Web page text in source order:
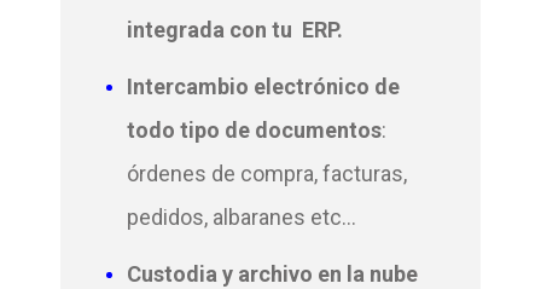
integrada con tu ERP.
Intercambio electrónico de
todo tipo de documentos:
órdenes de compra, facturas,
pedidos, albaranes etc...
Custodia y archivo en la nube